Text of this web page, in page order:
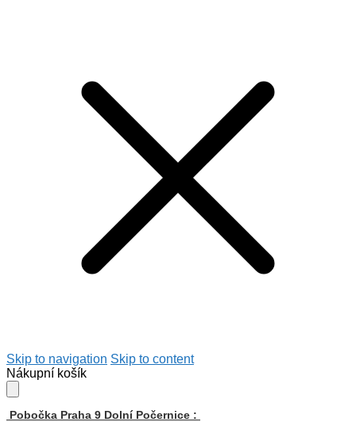
Skip to navigation Skip to content
Nákupní košík
Pobočka Praha 9 Dolní Počernice :